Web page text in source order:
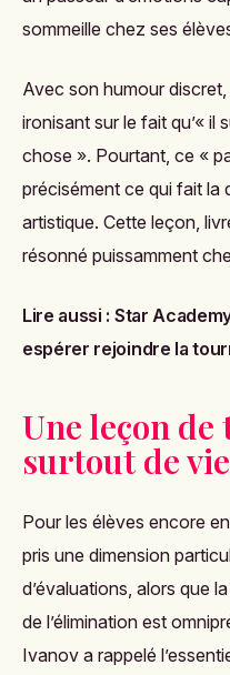
sommeille chez ses
Avec son humour
ironisant sur le fait qu’« il
chose ». Pourtant, ce «
précisément ce qui fait la
artistique. Cette leçon,
résonné puissamment
Lire aussi : Star
espérer rejoindre la
Une leçon
surtout de vie
Pour les élèves encore
pris une dimension
d’évaluations, alors que
de l’élimination est
Ivanov a rappelé